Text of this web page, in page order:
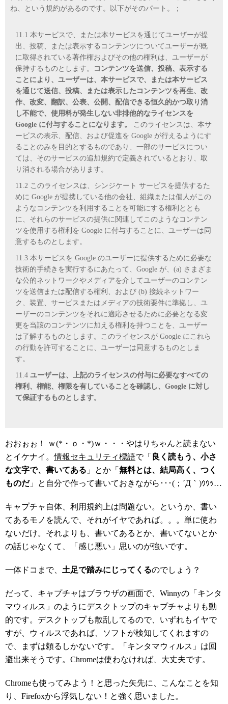
ね、という規約があるのです。以下がそのパート。；
11.1 本サービスで、または本サービスを通じてユーザーが提
出、投稿、または表示するコンテンツについてユーザーが既
に取得されている著作権およびその他の権利は、ユーザーが
保持するものとします。
コンテンツを送信、投稿、表示する
ことにより、ユーザーは、本サービスで、または本サービス
を通じて送信、投稿、または表示したコンテンツを再生、改
作、改変、翻訳、公表、公開、配信できる恒久的かつ取り消
し不能で、使用料が発生しない非排他的なライセンスを
Google に付与することになります。
このライセンスは、本サ
ービスの表示、配信、および促進を Google が行えるようにす
ることのみを目的とするものであり、一部のサービスについ
ては、そのサービスの追加規約で定義されているとおり、取
り消される場合があります。
11.2 このライセンスは、シンジケート サービスを提供するた
めに Google が提携している他の会社、組織または個人がこの
ようなコンテンツを利用することを可能にする権利ととも
に、それらのサービスの提供に関連してこのようなコンテン
ツを使用する権利を Google に付与することに、ユーザーは同
意するものとします。
11.3 本サービスを Google のユーザーに提供するために必要な
技術的手続きを実行するにあたって、Google が、(a) さまざま
な公的ネットワークやメディアを介してユーザーのコンテン
ツを送信または配信する権利、および (b) 接続ネットワー
ク、装置、サービスまたはメディアの技術要件に準拠し、ユ
ーザーのコンテンツをそれに適応させるために必要となる変
更を当該のコンテンツに加える権利を持つことを、ユーザー
は了解するものとします。このライセンスが Google にこれら
の行動を許可することに、ユーザーは同意するものとしま
す。
11.4 ユーザーは、上記のライセンスの付与に必要なすべての
権利、権能、権限を有していることを確認し、Google に対し
て保証するものとします。
おおぉぉ！ ｗ(*・ｏ・*)ｗ・・・やはりちゃんと読まない
とイケナイ。情報セキュリティ標語で「 良く読もう、小さ
な文字で、書いてある 」とか「 無料とは、結局高く、つく
ものだ」と自分で作って書いておきながら･･･(；´Д｀)ｳｳｯ…
キャプチャ自体、利用規約上は問題ない。というか、書い
てあるモノを読んで、それがイヤであれば。。。単に使わ
ないだけ。それよりも、書いてあるとか、書いてないとか
の話じゃなくて、「感じ悪い」思いのが強いです。
一体ドコまで、 土足で踏みにじってくるのでしょう？
だって、キャプチャはブラウザの画面で、Winnyの「キンタ
マウィルス」のようにデスクトップのキャプチャよりも動
的です。デスクトップも散乱してるので、いずれもイヤで
すが、ウィルスであれば、ソフトが検知してくれますの
で、まずは頼るしかないです。「キンタマウィルス」は回
避出来そうです。Chromeは使わなければ、大丈夫です。
Chromeも使ってみよう！と思った矢先に、こんなことを知
り、Firefoxから浮気しない！と強く思いました。